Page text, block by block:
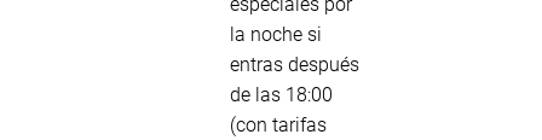
especiales por
la noche si
entras después
de las 18:00
(con tarifas